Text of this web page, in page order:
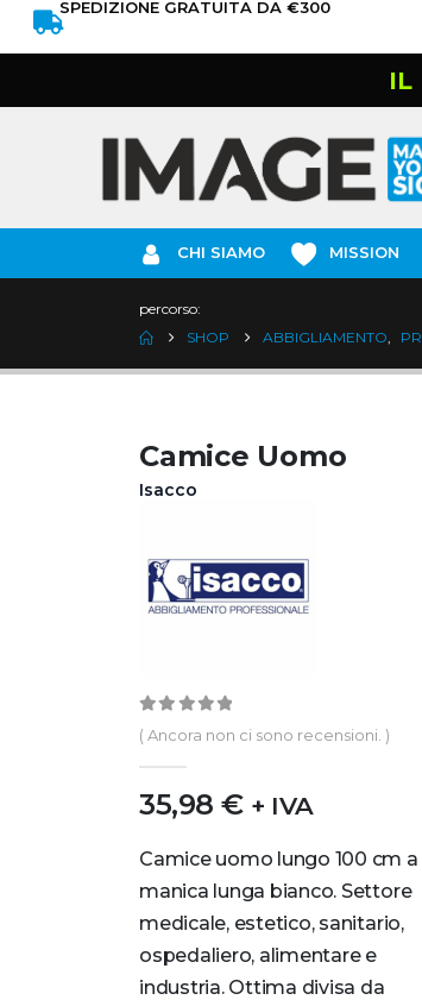
SPEDIZIONE GRATUITA DA €300
IL
CHI SIAMO MISSION
percorso:
SHOP
ABBIGLIAMENTO,
Camice Uomo
Isacco
0out of 5
( Ancora non ci sono recensioni. )
35,98€ + IVA
Camice uomo lungo 100 cm a
manica lunga bianco. Settore
medicale, estetico, sanitario,
ospedaliero, alimentare e
industria. Ottima divisa da